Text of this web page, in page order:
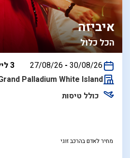
הכל כלול
איביזה
בין
27/08/26 - 30/08/26
3 לילות
Palladium White Island
כולל טיסות
מחיר לאדם בהרכב זוגי